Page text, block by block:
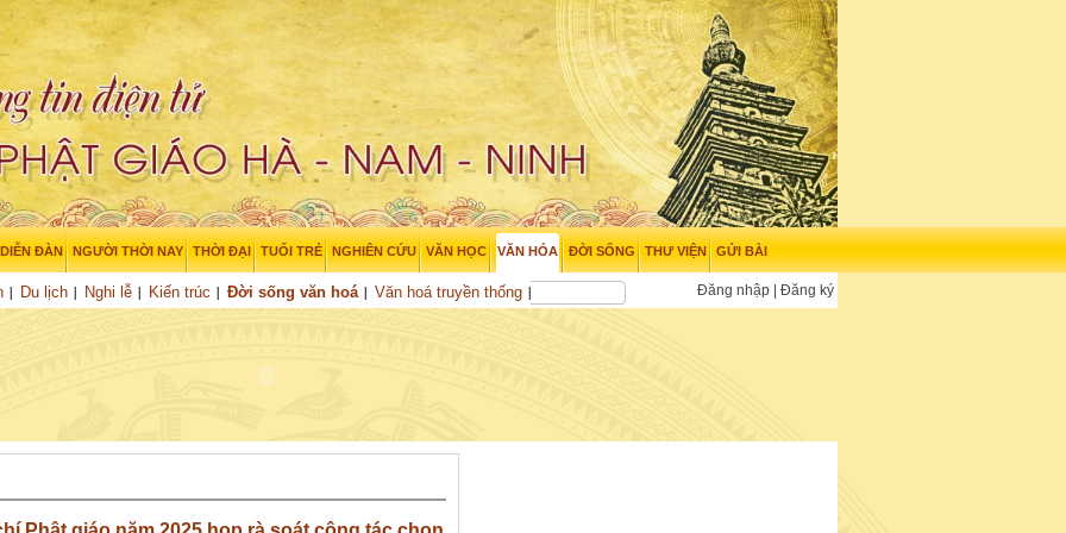
DIỄN ĐÀN NGƯỜI THỜI NAY THỜI ĐẠI TUỔI TRẺ NGHIÊN CỨU VĂN HỌC VĂN HÓA
Du lịch Nghi lễ Kiến trúc Đời sống văn hoá Văn hoá truyền thống
ĐỜI SỐNG THƯ VIỆN GỬI BÀI
Đăng nhập Đăng ký